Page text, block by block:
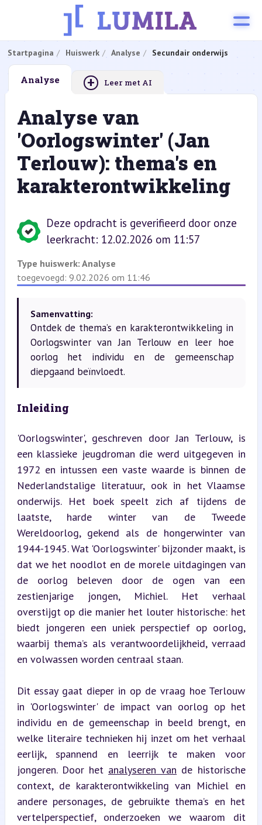
Startpagina Huiswerk Analyse Secundair onderwijs
Analyse + Leer met AI
Analyse van
'Oorlogswinter' (Jan
Terlouw): thema's en
karakterontwikkeling
Deze opdracht is geverifieerd door onze
leerkracht: 12.02.2026 om 11:57
Type huiswerk: Analyse
toegevoegd: 9.02.2026 om 11:46
Samenvatting:
Ontdek de thema’s en karakterontwikkeling in
Oorlogswinter van Jan Terlouw en leer hoe
oorlog het individu en de gemeenschap
diepgaand beïnvloedt.
Inleiding
'Oorlogswinter', geschreven door Jan Terlouw, is
een klassieke jeugdroman die werd uitgegeven in
1972 en intussen een vaste waarde is binnen de
Nederlandstalige literatuur, ook in het Vlaamse
onderwijs. Het boek speelt zich af tijdens de
laatste, harde winter van de Tweede
Wereldoorlog, gekend als de hongerwinter van
1944-1945. Wat 'Oorlogswinter' bijzonder maakt, is
dat we het noodlot en de morele uitdagingen van
de oorlog beleven door de ogen van een
zestienjarige jongen, Michiel. Het verhaal
overstijgt op die manier het louter historische: het
biedt jongeren een uniek perspectief op oorlog,
waarbij thema’s als verantwoordelijkheid, verraad
en volwassen worden centraal staan.
Dit essay gaat dieper in op de vraag hoe Terlouw
in 'Oorlogswinter' de impact van oorlog op het
individu en de gemeenschap in beeld brengt, en
welke literaire technieken hij inzet om het verhaal
eerlijk, spannend en leerrijk te maken voor
jongeren. Door het analyseren van de historische
context, de karakterontwikkeling van Michiel en
andere personages, de gebruikte thema’s en het
vertelperspectief, onderzoeken we waarom dit